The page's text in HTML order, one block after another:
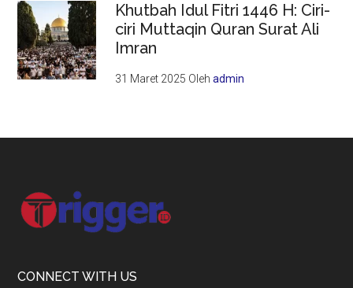
Khutbah Idul Fitri 1446 H: Ciri-
ciri Muttaqin Quran Surat Ali
Imran
31 Maret 2025 Olehadmin
Footer
CONNECT WITH US